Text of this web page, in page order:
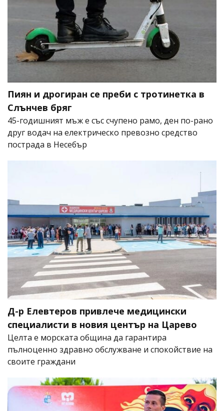
Пиян и дрогиран се преби с тротинетка в
Слънчев бряг
45-годишният мъж е със счупено рамо, ден по-рано
друг водач на електрическо превозно средство
пострада в Несебър
Д-р Елевтеров привлече медицински
специалисти в новия център на Царево
Целта е морската община да гарантира
пълноценно здравно обслужване и спокойствие на
своите граждани